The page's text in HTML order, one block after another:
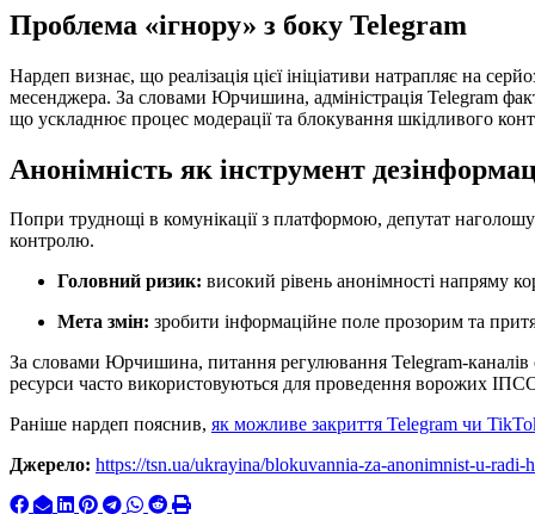
Проблема «ігнору» з боку Telegram
Нардеп визнає, що реалізація цієї ініціативи натрапляє на
месенджера. За словами Юрчишина, адміністрація Telegram
що ускладнює процес модерації та блокування шкідливого
Анонімність як інструмент
Попри труднощі в комунікації з платформою, депутат
контролю.
Головний ризик: високий рівень анонімності напряму
Мета змін: зробити інформаційне поле прозорим та
За словами Юрчишина, питання регулювання Telegram-каналів
ресурси часто використовуються для проведення ворожих
Раніше нардеп пояснив, як можливе закриття Telegram чи
Джерело: https://tsn.ua/ukrayina/blokuvannia-za-anonimnist-u-